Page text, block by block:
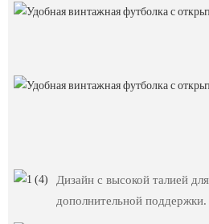
Дизайн с высокой талией
дополнительной поддержки.